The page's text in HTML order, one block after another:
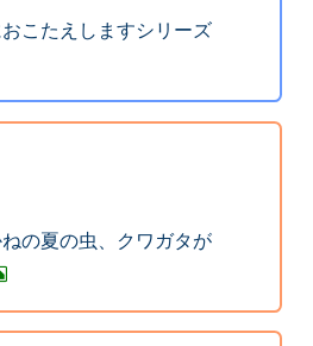
こたえしますシリーズ
の夏の虫、クワガタが